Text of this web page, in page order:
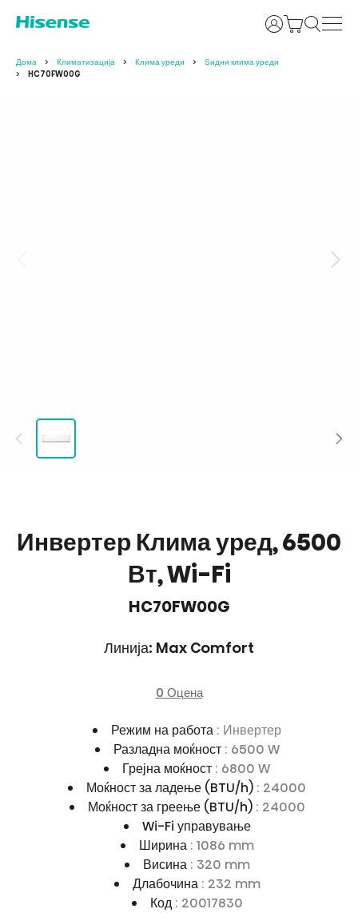
Најави се
Дома Климатизација Клима уреди
Ѕидни клима уреди
HC70FW00G
Инвертер Клима уред, 6500
Вт, Wi-Fi
HC70FW00G
Линија: Max Comfort
0 Оцена
Режим на работа : Инвертер
Разладна моќност : 6500 W
Грејна моќност : 6800 W
Моќност за ладење (BTU/h) : 24000
Моќност за греење (BTU/h) : 24000
Wi-Fi управување
Ширина : 1086 mm
Висина : 320 mm
Длабочина : 232 mm
Код : 20017830